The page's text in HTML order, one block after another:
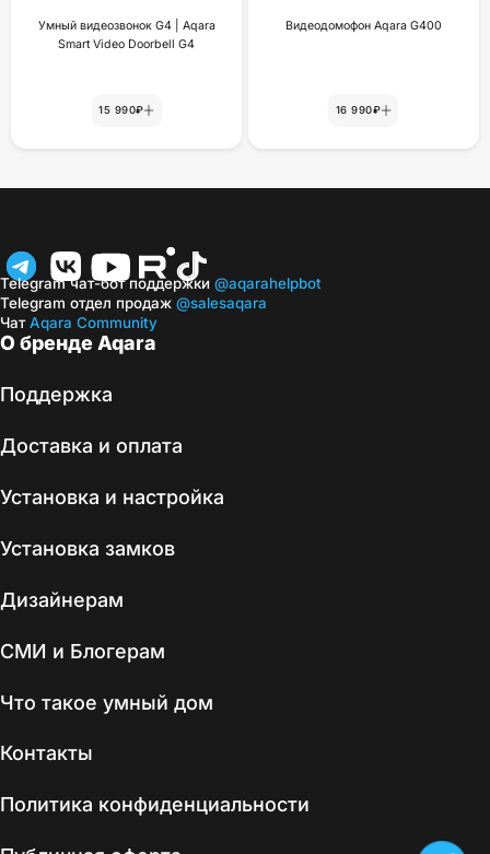
Умный видеозвонок G4 | Aqara
Smart Video Doorbell G4
15 990₽
Видеодомофон Aqara G400
16 990₽
О бренде Aqara
Поддержка
Доставка и оплата
Установка и настройка
Установка замков
Дизайнерам
СМИ и Блогерам
Что такое умный дом
Контакты
Политика конфиденциальности
Telegram чат-бот поддержки @aqarahelpbot
Telegram отдел продаж @salesaqara
ЧатAqara Community